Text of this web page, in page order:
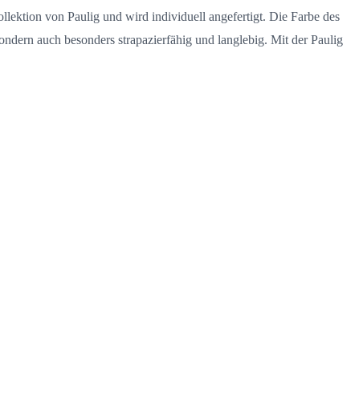
von Paulig und wird individuell angefertigt. Die Farbe des
auch besonders strapazierfähig und langlebig. Mit der Paulig